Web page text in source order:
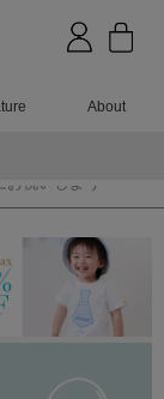
About
お祝いしよう